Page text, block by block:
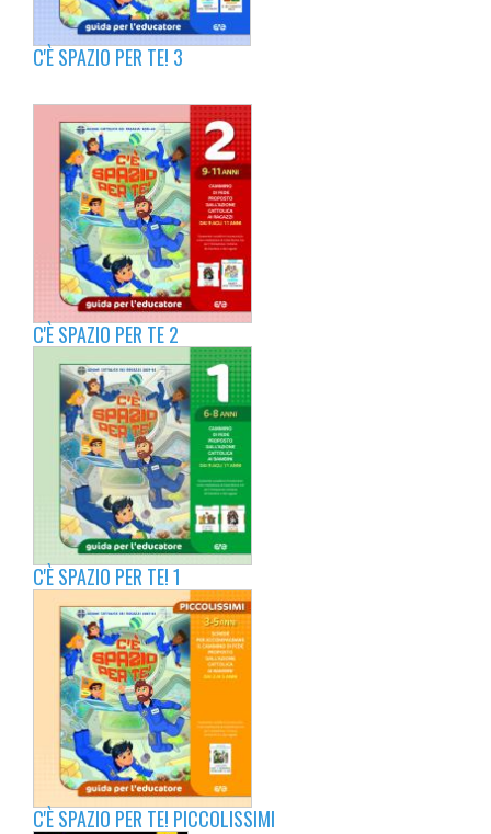
C'È SPAZIO PER TE! 3
C'È SPAZIO PER TE 2
C'È SPAZIO PER TE! 1
C'È SPAZIO PER TE! PICCOLISSIMI